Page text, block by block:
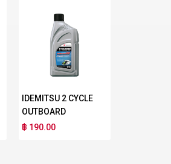
IDEMITSU 2 CYCLE
OUTBOARD
฿ 190.00